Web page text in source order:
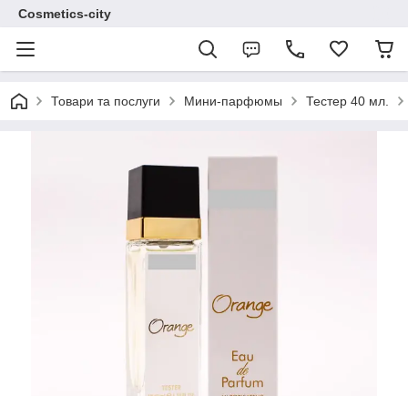
Cosmetics-city
Товари та послуги Мини-парфюмы Тестер 40 мл.